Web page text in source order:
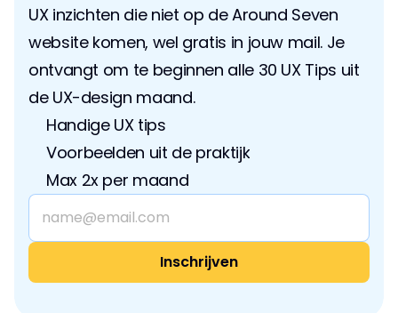
UX inzichten die niet op de Around Seven
website komen, wel gratis in jouw mail. Je
ontvangt om te beginnen alle 30 UX Tips uit
de UX-design maand.
Handige UX tips
Voorbeelden uit de praktijk
Max 2x per maand